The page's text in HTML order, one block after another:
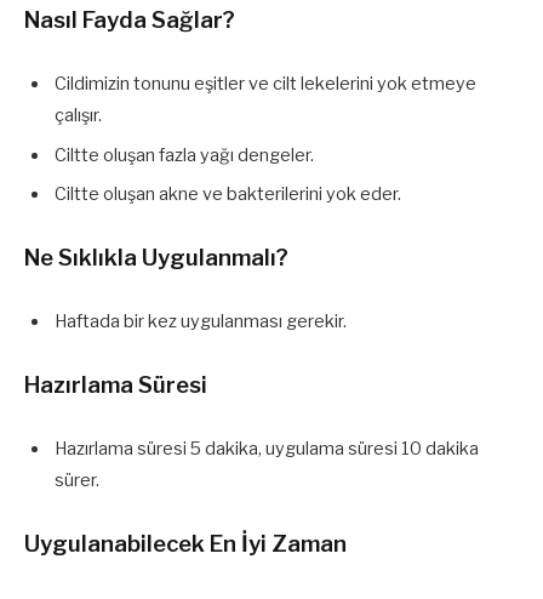
Nasıl Fayda Sağlar?
Cildimizin tonunu eşitler ve cilt lekelerini yok etmeye
çalışır.
Ciltte oluşan fazla yağı dengeler.
Ciltte oluşan akne ve bakterilerini yok eder.
Ne Sıklıkla Uygulanmalı?
Haftada bir kez uygulanması gerekir.
Hazırlama Süresi
Hazırlama süresi 5 dakika, uygulama süresi 10 dakika
sürer.
Uygulanabilecek En İyi Zaman